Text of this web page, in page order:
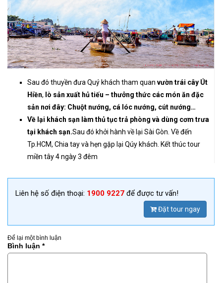
Sau đó thuyền đưa Quý khách tham quan vườn trái cây Út
Hiền, lò sản xuất hủ tiếu – thưởng thức các món ăn đặc
sản nơi đây: Chuột nướng, cá lóc nướng, cút nướng…
Về lại khách sạn làm thủ tục trả phòng và dùng cơm trưa
tại khách sạn.Sau đó khởi hành về lại Sài Gòn. Về đến
Tp.HCM, Chia tay và hẹn gặp lại Qúy khách. Kết thúc tour
miền tây 4 ngày 3 đêm
Liên hệ số điện thoại: 1900 9227 để được tư vấn!
Đặt tour ngay
Để lại một bình luận
Bình luận *